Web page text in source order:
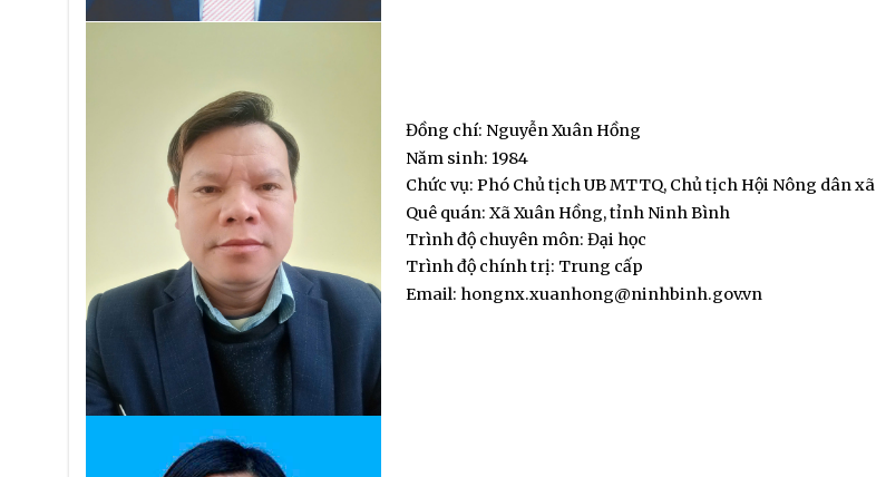
Đồng chí: Nguyễn Xuân Hồng
Năm sinh: 1984
Chức vụ: Phó Chủ tịch UB MTTQ, Chủ tịch Hội Nông dân xã
Quê quán: Xã Xuân Hồng, tỉnh Ninh Bình
Trình độ chuyên môn: Đại học
Trình độ chính trị: Trung cấp
Email: hongnx.xuanhong@ninhbinh.gov.vn